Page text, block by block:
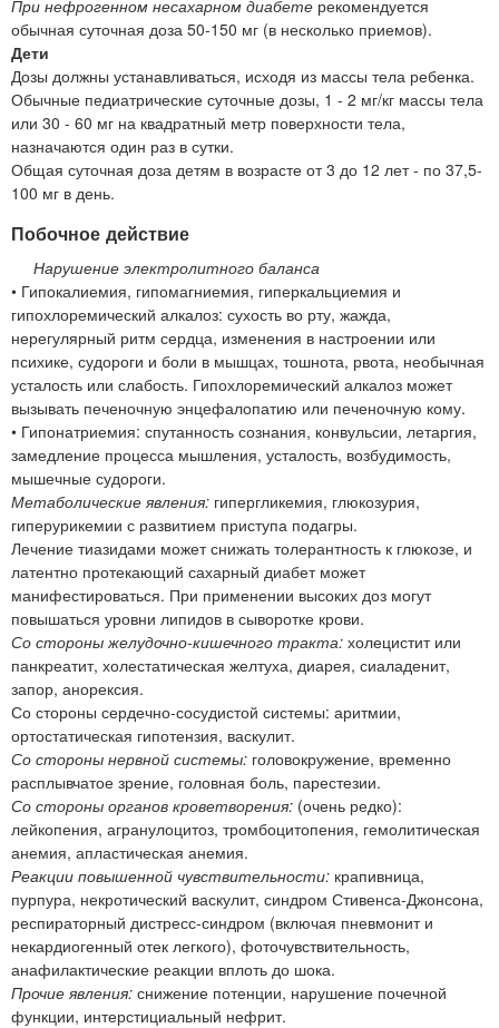
При нефрогенном несахарном диабете рекомендуется
обычная суточная доза 50-150 мг (в несколько приемов).
Дети
Дозы должны устанавливаться, исходя из массы тела ребенка.
Обычные педиатрические суточные дозы, 1 - 2 мг/кг массы тела
или 30 - 60 мг на квадратный метр поверхности тела,
назначаются один раз в сутки.
Общая суточная доза детям в возрасте от 3 до 12 лет - по 37,5-
100 мг в день.
Побочное действие
Нарушение электролитного баланса
• Гипокалиемия, гипомагниемия, гиперкальциемия и
гипохлоремический алкалоз: сухость во рту, жажда,
нерегулярный ритм сердца, изменения в настроении или
психике, судороги и боли в мышцах, тошнота, рвота, необычная
усталость или слабость. Гипохлоремический алкалоз может
вызывать печеночную энцефалопатию или печеночную кому.
• Гипонатриемия: спутанность сознания, конвульсии, летаргия,
замедление процесса мышления, усталость, возбудимость,
мышечные судороги.
Метаболические явления: гипергликемия, глюкозурия,
гиперурикемии с развитием приступа подагры.
Лечение тиазидами может снижать толерантность к глюкозе, и
латентно протекающий сахарный диабет может
манифестироваться. При применении высоких доз могут
повышаться уровни липидов в сыворотке крови.
Со стороны желудочно-кишечного тракта: холецистит или
панкреатит, холестатическая желтуха, диарея, сиаладенит,
запор, анорексия.
Со стороны сердечно-сосудистой системы: аритмии,
ортостатическая гипотензия, васкулит.
Со стороны нервной системы: головокружение, временно
расплывчатое зрение, головная боль, парестезии.
Со стороны органов кроветворения: (очень редко):
лейкопения, агранулоцитоз, тромбоцитопения, гемолитическая
анемия, апластическая анемия.
Реакции повышенной чувствительности: крапивница,
пурпура, некротический васкулит, синдром Стивенса-Джонсона,
респираторный дистресс-синдром (включая пневмонит и
некардиогенный отек легкого), фоточувствительность,
анафилактические реакции вплоть до шока.
Прочие явления: снижение потенции, нарушение почечной
функции, интерстициальный нефрит.